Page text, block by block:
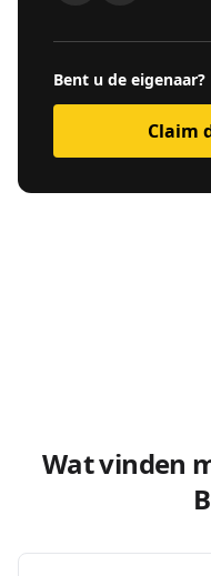
Bent u de eigenaar?
Claim
Wat vinden